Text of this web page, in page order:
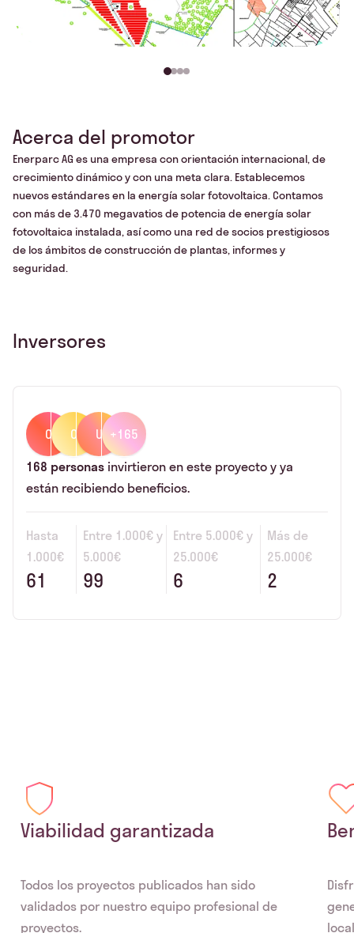
Acerca del promotor
Enerparc AG es una empresa con orientación internacional, de
crecimiento dinámico y con una meta clara. Establecemos
nuevos estándares en la energía solar fotovoltaica. Contamos
con más de 3.470 megavatios de potencia de energía solar
fotovoltaica instalada, así como una red de socios prestigiosos
de los ámbitos de construcción de plantas, informes y
seguridad.
Inversores
O O U +165
168 personas invirtieron en este proyecto y ya
están recibiendo beneficios.
Hasta
1.000€
61
Entre 1.000€y
5.000€
99
Entre5.000€ y
25.000€
6
Más de
25.000€
2
Viabilidad garantizada
Todos los proyectos publicados han sido
validados por nuestro equipo profesional de
proyectos.